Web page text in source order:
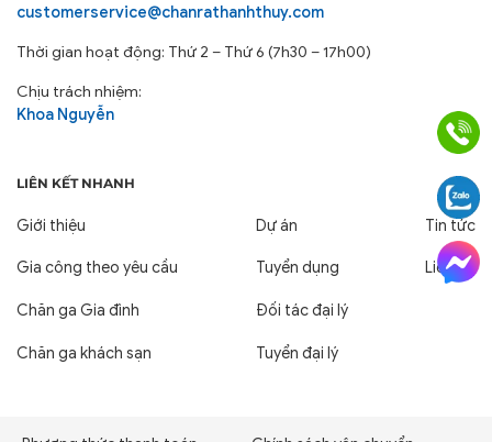
customerservice@chanrathanhthuy.com
Thời gian hoạt động: Thứ 2 – Thứ 6 (7h30 – 17h00)
Chịu trách nhiệm:
Khoa Nguyễn
LIÊN KẾT NHANH
Giới thiệu
Gia công theo yêu cầu
Chăn ga Gia đình
Chăn ga khách sạn
Dự án
Tuyển dụng
Đối tác đại lý
Tuyển đại lý
Tin tức
Liên hệ